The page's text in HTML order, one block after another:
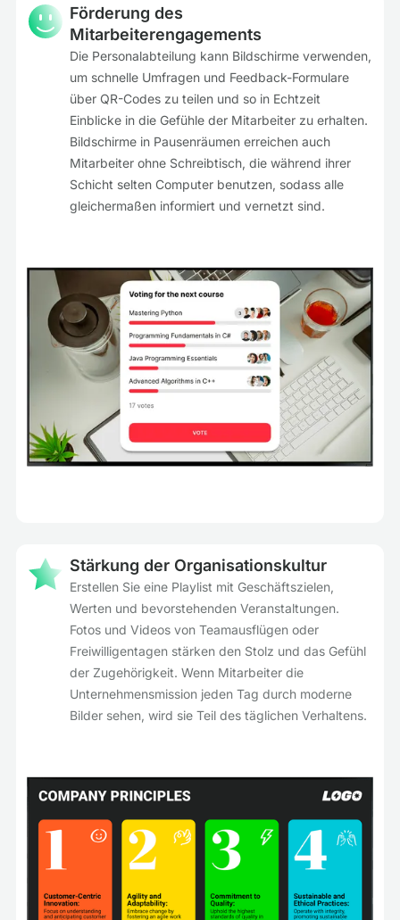
Förderung des
Mitarbeiterengagements
Die Personalabteilung kann Bildschirme verwenden,
um schnelle Umfragen und Feedback-Formulare
über QR-Codes zu teilen und so in Echtzeit
Einblicke in die Gefühle der Mitarbeiter zu erhalten.
Bildschirme in Pausenräumen erreichen auch
Mitarbeiter ohne Schreibtisch, die während ihrer
Schicht selten Computer benutzen, sodass alle
gleichermaßen informiert und vernetzt sind.
Stärkung der Organisationskultur
Erstellen Sie eine Playlist mit Geschäftszielen,
Werten und bevorstehenden Veranstaltungen.
Fotos und Videos von Teamausflügen oder
Freiwilligentagen stärken den Stolz und das Gefühl
der Zugehörigkeit. Wenn Mitarbeiter die
Unternehmensmission jeden Tag durch moderne
Bilder sehen, wird sie Teil des täglichen Verhaltens.